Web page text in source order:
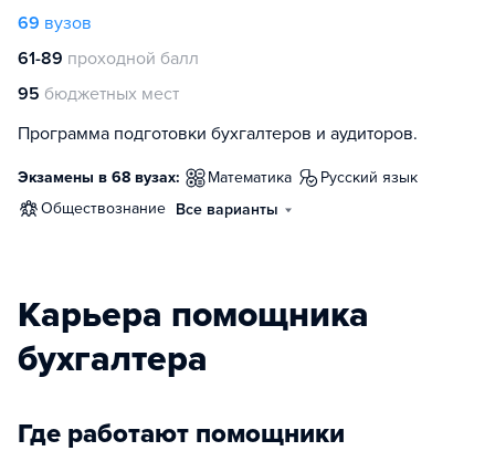
69 вузов
61-89 проходной балл
95 бюджетных мест
Программа подготовки бухгалтеров и аудиторов.
Экзамены в 68 вузах: математика
русский язык
обществознание Все варианты
Карьера помощника
бухгалтера
Где работают помощники